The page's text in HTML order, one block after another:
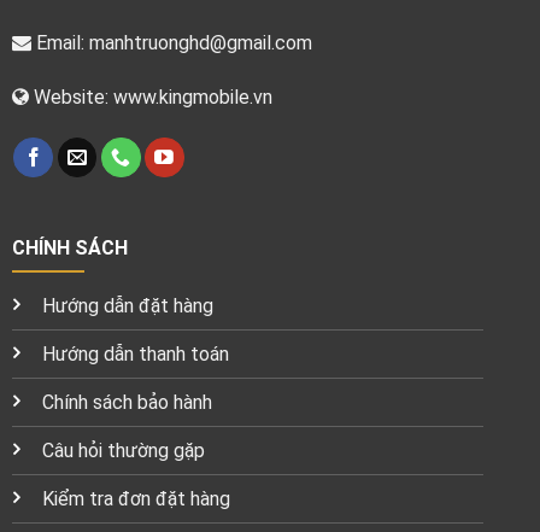
Email: manhtruonghd@gmail.com
Website: www.kingmobile.vn
CHÍNH SÁCH
Hướng dẫn đặt hàng
Hướng dẫn thanh toán
Chính sách bảo hành
Câu hỏi thường gặp
Kiểm tra đơn đặt hàng